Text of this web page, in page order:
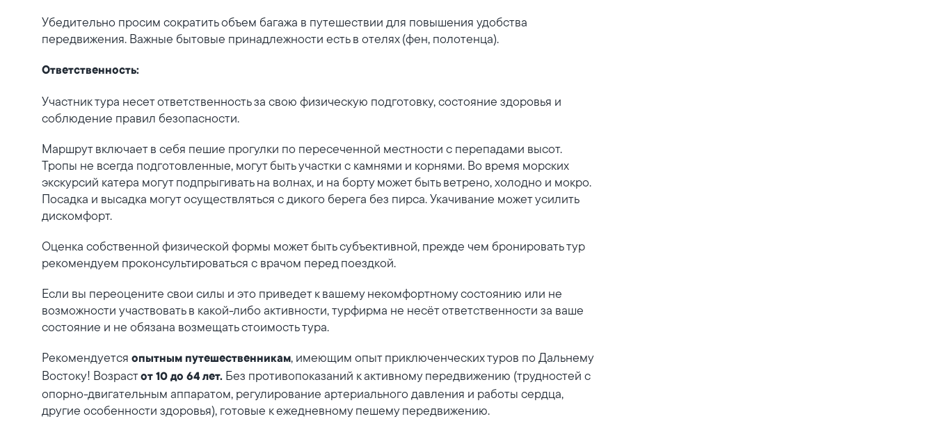
Убедительно просим сократить объем багажа в путешествии для повышения удобства
передвижения. Важные бытовые принадлежности есть в отелях (фен, полотенца).
Ответственность:
Участник тура несет ответственность за свою физическую подготовку, состояние здоровья и
соблюдение правил безопасности.
Маршрут включает в себя пешие прогулки по пересеченной местности с перепадами высот.
Тропы не всегда подготовленные, могут быть участки с камнями и корнями. Во время морских
экскурсий катера могут подпрыгивать на волнах, и на борту может быть ветрено, холодно и мокро.
Посадка и высадка могут осуществляться с дикого берега без пирса. Укачивание может усилить
дискомфорт.
Оценка собственной физической формы может быть субъективной, прежде чем бронировать тур
рекомендуем проконсультироваться с врачом перед поездкой.
Если вы переоцените свои силы и это приведет к вашему некомфортному состоянию или не
возможности участвовать в какой-либо активности, турфирма не несёт ответственности за ваше
состояние и не обязана возмещать стоимость тура.
Рекомендуется опытным путешественникам, имеющим опыт приключенческих туров по Дальнему
Востоку! Возрастот 10 до 64 лет. Без противопоказаний к активному передвижению (трудностей с
опорно-двигательным аппаратом, регулирование артериального давления и работы сердца,
другие особенности здоровья), готовые к ежедневному пешему передвижению.